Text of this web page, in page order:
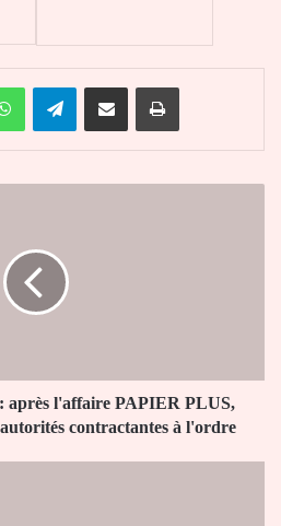
WhatsAppTelegramPartager par email Imprimer
après l'affaire PAPIER PLUS,
contractantes à l'ordre